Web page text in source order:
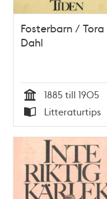
Fosterbarn / Tora
Dahl
Tid
1885 till 1905
Typ
Litteraturtips